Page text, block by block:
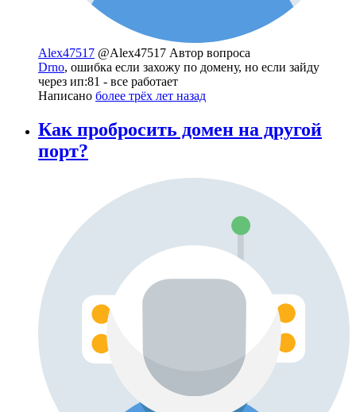
Alex47517 @Alex47517 Автор вопроса
Drno, ошибка если захожу по домену, но если зайду
через ип:81 - все работает
Написано более трёх лет назад
Как пробросить домен на другой
порт?